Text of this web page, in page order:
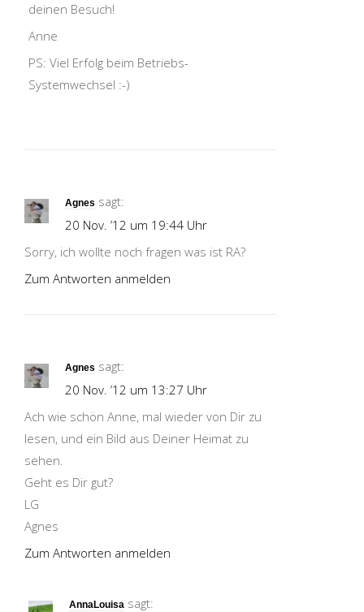
deinen Besuch!
Anne
PS: Viel Erfolg beim Betriebs-
Systemwechsel :-)
Agnes sagt:
20 Nov. ’12 um 19:44 Uhr
Sorry, ich wollte noch fragen was ist RA?
Zum Antworten anmelden
Agnes sagt:
20 Nov. ’12 um 13:27 Uhr
Ach wie schön Anne, mal wieder von Dir zu
lesen, und ein Bild aus Deiner Heimat zu
sehen.
Geht es Dir gut?
LG
Agnes
Zum Antworten anmelden
AnnaLouisa sagt: